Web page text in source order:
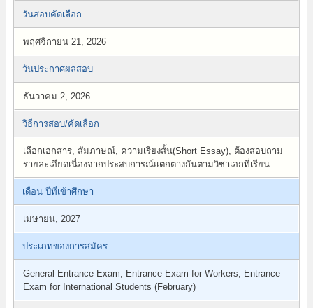
วันสอบคัดเลือก
พฤศจิกายน 21, 2026
วันประกาศผลสอบ
ธันวาคม 2, 2026
วิธีการสอบ/คัดเลือก
เลือกเอกสาร, สัมภาษณ์, ความเรียงสั้น(Short Essay), ต้องสอบถาม
รายละเอียดเนื่องจากประสบการณ์แตกต่างกันตามวิชาเอกที่เรียน
เดือน ปีที่เข้าศึกษา
เมษายน, 2027
ประเภทของการสมัคร
General Entrance Exam, Entrance Exam for Workers, Entrance
Exam for International Students (February)